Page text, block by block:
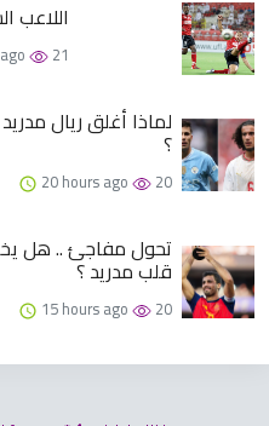
21
لماذا أغلق ريال
؟
20 hours ago 20
تحول مفاجئ .. هل
قلب مدريد ؟
15 hours ago 20